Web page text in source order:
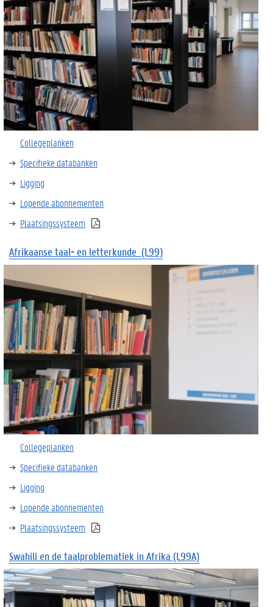
Collegeplanken
Specifieke databanken
Ligging
Lopende abonnementen
Plaatsingssysteem
Afrikaanse taal- en letterkunde (L99)
Collegeplanken
Specifieke databanken
Ligging
Lopende abonnementen
Plaatsingssysteem
Swahili en de taalproblematiek in Afrika (L99A)